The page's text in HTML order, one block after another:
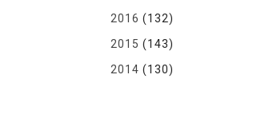
2016 (132)
2015 (143)
2014 (130)